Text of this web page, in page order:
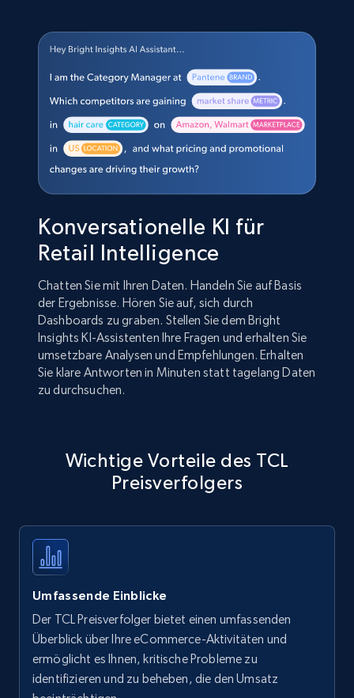
Konversationelle KI für
Retail Intelligence
Chatten Sie mit Ihren Daten. Handeln Sie auf Basis
der Ergebnisse. Hören Sie auf, sich durch
Dashboards zu graben. Stellen Sie dem Bright
Insights KI-Assistenten Ihre Fragen und erhalten Sie
umsetzbare Analysen und Empfehlungen. Erhalten
Sie klare Antworten in Minuten statt tagelang Daten
zu durchsuchen.
Wichtige Vorteile des TCL
Preisverfolgers
Umfassende Einblicke
Der TCL Preisverfolger bietet einen umfassenden
Überblick über Ihre eCommerce-Aktivitäten und
ermöglicht es Ihnen, kritische Probleme zu
identifizieren und zu beheben, die den Umsatz